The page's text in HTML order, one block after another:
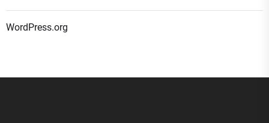
WordPress.org